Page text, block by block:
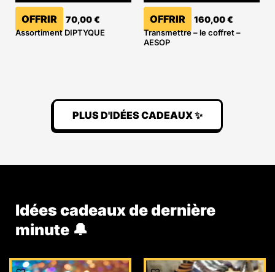
OFFRIR 70,00€
Assortiment DIPTYQUE
OFFRIR 160,00€
Transmettre – le coffret –
AESOP
PLUS D'IDÉES CADEAUX ✨
Idées cadeaux de dernière
minute 🔔